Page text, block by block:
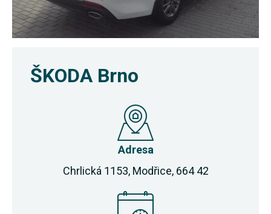
ŠKODA Brno
Adresa
Chrlická 1153, Modřice, 664 42